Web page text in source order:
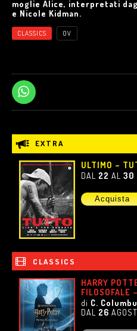
moglie Alice, interpretati
e Nicole Kidman.
CLASSICS OV
EXTRA
ULTIMO –
DAL 22 AL30
Acquista
CLASSICS
HARRY
FILOSOFALE
di C.
DAL 26